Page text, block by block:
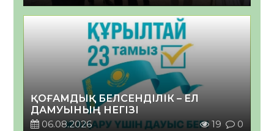
ҚОҒАМДЫҚ БЕЛСЕНДІЛІК – ЕЛ
ДАМУЫНЫҢ НЕГІЗІ
06.08.2026
19 0